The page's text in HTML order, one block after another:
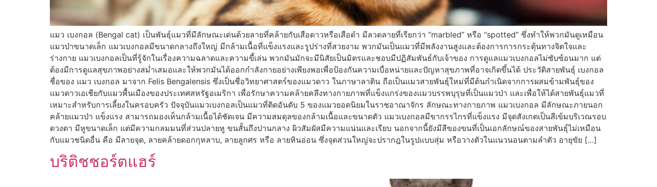
แมว เบงกอล (Bengal cat) เป็นพันธุ์แมวที่มีลักษณะเด่นด้วยลายที่คล้ายกับเสือดาวหรือเสือดำ มีลวดลายที่เรียกว่า “marbled” หรือ “spotted” ซึ่งทำให้พวกมันดูเหมือน
แมวป่าขนาดเล็ก แมวเบงกอลมีขนาดกลางถึงใหญ่ มีกล้ามเนื้อที่แข็งแรงและรูปร่างที่สวยงาม พวกมันเป็นแมวที่มีพลังงานสูงและต้องการการกระตุ้นทางจิตใจและ
ร่างกาย แมวเบงกอลเป็นที่รู้จักในเรื่องความฉลาดและความขี้เล่น พวกมันมักจะมีนิสัยเป็นมิตรและชอบมีปฏิสัมพันธ์กับเจ้าของ การดูแลแมวเบงกอลไม่ซับซ้อนมาก แต่
ต้องมีการดูแลสุขภาพอย่างสม่ำเสมอและให้พวกมันได้ออกกำลังกายอย่างเพียงพอเพื่อป้องกันความเบื่อหน่ายและปัญหาสุขภาพที่อาจเกิดขึ้นได้ ประวัติสายพันธุ์ เบงกอล
ชื่อของ แมว เบงกอล มาจาก Felis Bengalensis ซึ่งเป็นชื่อวิทยาศาสตร์ของแมวดาว ในภาษาลาติน ถือเป็นแมวสายพันธุ์ใหม่ที่มีต้นกำเนิดจากการผสมข้ามพันธุ์ของ
แมวดาวเอเชียกับแมวพื้นเมืองของประเทศสหรัฐอเมริกา เพื่อรักษาความคล้ายคลึงทางกายภาพที่แข็งแกร่งของแมวบรรพบุรุษที่เป็นแมวป่า และเพื่อให้ได้สายพันธุ์แมวที่
เหมาะสำหรับการเลี้ยงในครอบครัว ปัจจุบันแมวเบงกอลเป็นแมวที่ติดอันดับ 5 ของแมวยอดนิยมในราชอาณาจักร ลักษณะทางกายภาพ แมวเบงกอล มีลักษณะภายนอก
คล้ายแมวป่า แข็งแรง สามารถมองเห็นกล้ามเนื้อได้ชัดเจน มีความสมดุลของกล้ามเนื้อและขนาดตัว แมวเบงกอลมีขากรรไกรที่แข็งแรง มีจุดสังเกตเป็นสีเข้มบริเวณรอบ
ดวงตา มีหูขนาดเล็ก แต่มีความกลมมนที่ส่วนปลายหู ขนสั้นถึงปานกลาง ผิวสัมผัสมีความแน่นและเรียบ นอกจากนี้ยังมีสีของขนที่เป็นเอกลักษณ์ของสายพันธุ์ไม่เหมือน
กับแมวชนิดอื่น คือ มีลายจุด, ลายคล้ายดอกกุหลาบ, ลายลูกศร หรือ ลายหินอ่อน ซึ่งจุดส่วนใหญ่จะปรากฎในรูปแบบสุ่ม หรือวางตัวในแนวนอนตามลำตัว อายุขัย […]
บริติชชอร์ตแฮร์